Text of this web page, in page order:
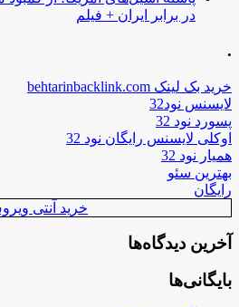
در برابر ایران + فیلم
.
خرید بک لینک behtarinbacklink.com
لایسنس نود32
پسورد نود 32
اوکلی لایسنس رایگان نود 32
همیار نود 32
بهترین سئو
رایگان
خرید آنتی
آخرین دیدگاه‌ها
بایگانی‌ها